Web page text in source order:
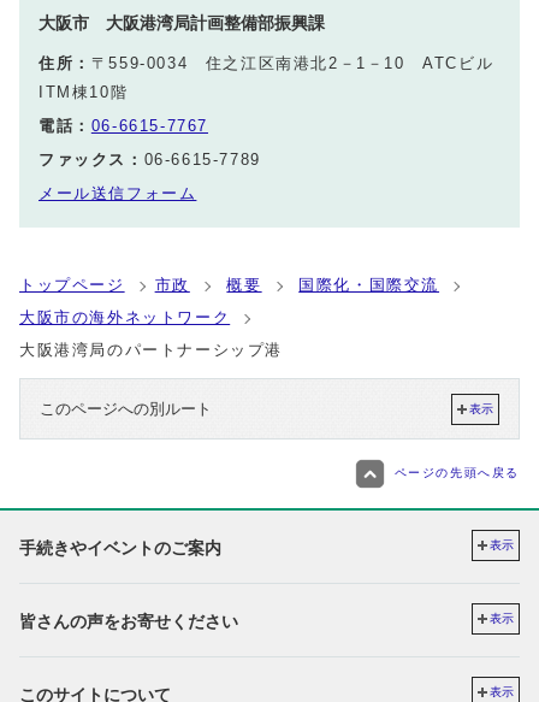
大阪市 大阪港湾局計画整備部振興課
住所： 〒559-0034 住之江区南港北2－1－10 ATCビル
ITM棟10階
電話： 06-6615-7767
ファックス： 06-6615-7789
メール送信フォーム
トップページ 市政 概要
国際化・国際交流
大阪市の海外ネットワーク
大阪港湾局のパートナーシップ港
このページへの別ルート 表示
ページの先頭へ戻る
手続きやイベントのご案内 表示
皆さんの声をお寄せください 表示
このサイトについて 表示